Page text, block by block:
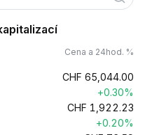
Cena a 24hod. %
CHF 65,044.00
+0.30%
CHF 1,922.23
+0.20%